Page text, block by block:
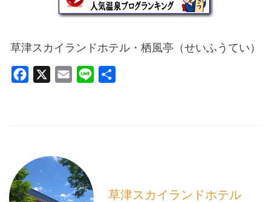
草津スカイランドホテル・栖風亭（せいふうてい）
o
o
k
草津スカイランドホテル